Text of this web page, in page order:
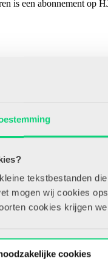
tekstbestanden
mogen wij cookies
cookies krijgen
cookies
is een abonnement op
Bewaar